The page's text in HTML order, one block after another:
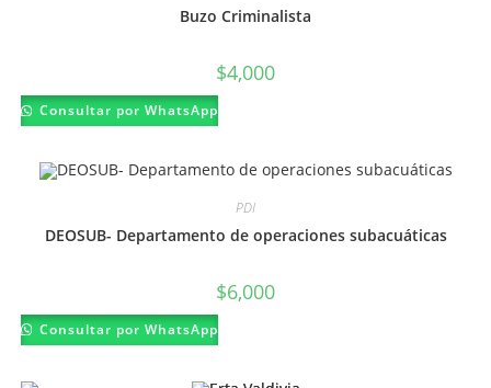
Buzo Criminalista
$4,000
Consultar por WhatsApp
PDI
DEOSUB- Departamento de operaciones subacuáticas
$6,000
Consultar por WhatsApp